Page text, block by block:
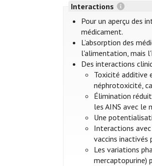
Interactions
Pour un aperçu des
médicament.
L’absorption des
l'alimentation, mais
Des interactions
Toxicité additive
néphrotoxicité,
Élimination
les AINS avec le
Une
Interactions
vaccins inactivés
Les variations
mercaptopurine)